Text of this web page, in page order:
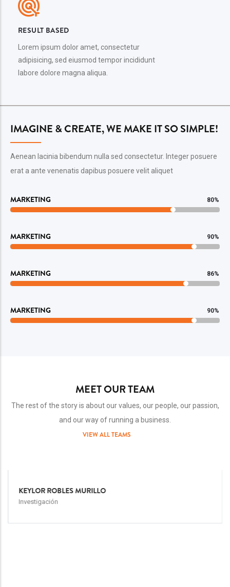
RESULT BASED
Lorem ipsum dolor amet, consectetur
adipisicing, sed eiusmod tempor incididunt
labore dolore magna aliqua.
IMAGINE & CREATE, WE MAKE IT SO SIMPLE!
Aenean lacinia bibendum nulla sed consectetur. Integer posuere
erat a ante venenatis dapibus posuere velit aliquet
MARKETING 80%
MARKETING 90%
MARKETING 86%
MARKETING 90%
MEET OUR TEAM
The rest of the story is about our values, our people, our passion,
and our way of running a business.
VIEW ALL TEAMS